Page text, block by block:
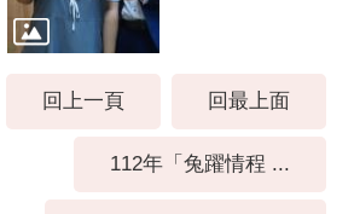
回上一頁 回最上面
112年「兔躍情程 ...